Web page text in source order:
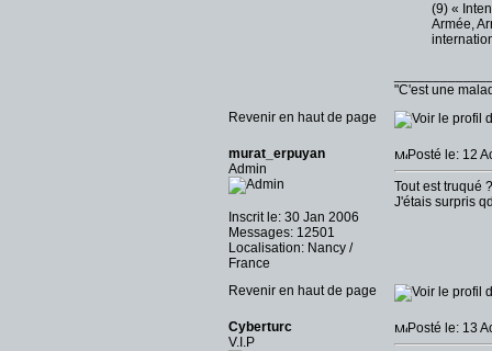
(9) «
Armée,
"C'est une
Revenir en haut de page
murat_erpuyan
Admin
Inscrit le: 30 Jan 2006
Messages: 12501
Localisation: Nancy /
France
Posté le: 12
Tout est truqué
J'étais surpris
Revenir en haut de page
Cyberturc
V.I.P
Posté le: 13